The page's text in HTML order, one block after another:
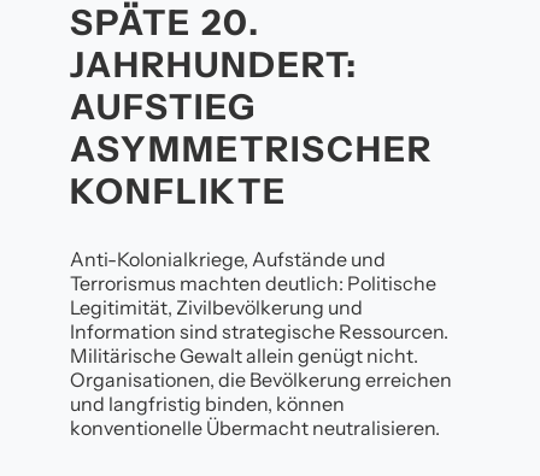
SPÄTE 20.
JAHRHUNDERT:
AUFSTIEG
ASYMMETRISCHER
KONFLIKTE
Anti-Kolonialkriege, Aufstände und
Terrorismus machten deutlich: Politische
Legitimität, Zivilbevölkerung und
Information sind strategische Ressourcen.
Militärische Gewalt allein genügt nicht.
Organisationen, die Bevölkerung erreichen
und langfristig binden, können
konventionelle Übermacht neutralisieren.